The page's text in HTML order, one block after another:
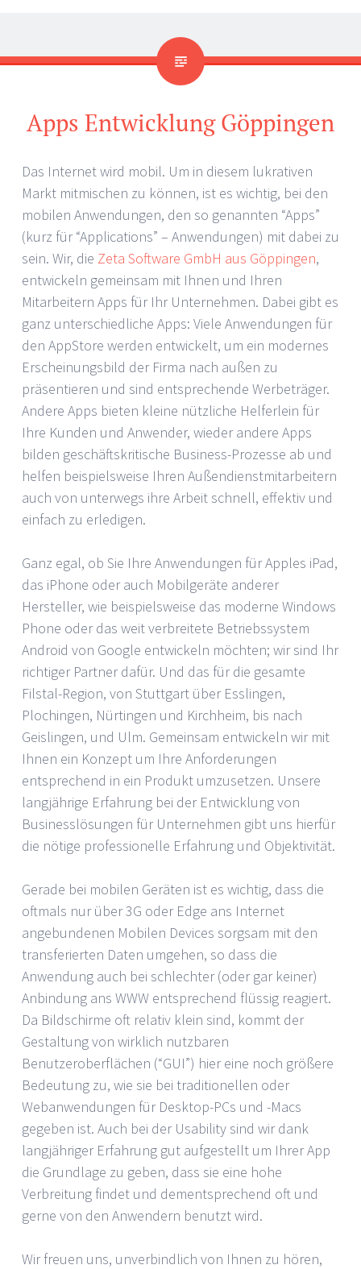
Apps Entwicklung Göppingen
Das Internet wird mobil. Um in diesem lukrativen
Markt mitmischen zu können, ist es wichtig, bei den
mobilen Anwendungen, den so genannten “Apps”
(kurz für “Applications” – Anwendungen) mit dabei zu
sein. Wir, die Zeta Software GmbH aus Göppingen,
entwickeln gemeinsam mit Ihnen und Ihren
Mitarbeitern Apps für Ihr Unternehmen. Dabei gibt es
ganz unterschiedliche Apps: Viele Anwendungen für
den AppStore werden entwickelt, um ein modernes
Erscheinungsbild der Firma nach außen zu
präsentieren und sind entsprechende Werbeträger.
Andere Apps bieten kleine nützliche Helferlein für
Ihre Kunden und Anwender, wieder andere Apps
bilden geschäftskritische Business-Prozesse ab und
helfen beispielsweise Ihren Außendienstmitarbeitern
auch von unterwegs ihre Arbeit schnell, effektiv und
einfach zu erledigen.
Ganz egal, ob Sie Ihre Anwendungen für Apples iPad,
das iPhone oder auch Mobilgeräte anderer
Hersteller, wie beispielsweise das moderne Windows
Phone oder das weit verbreitete Betriebssystem
Android von Google entwickeln möchten; wir sind Ihr
richtiger Partner dafür. Und das für die gesamte
Filstal-Region, von Stuttgart über Esslingen,
Plochingen, Nürtingen und Kirchheim, bis nach
Geislingen, und Ulm. Gemeinsam entwickeln wir mit
Ihnen ein Konzept um Ihre Anforderungen
entsprechend in ein Produkt umzusetzen. Unsere
langjährige Erfahrung bei der Entwicklung von
Businesslösungen für Unternehmen gibt uns hierfür
die nötige professionelle Erfahrung und Objektivität.
Gerade bei mobilen Geräten ist es wichtig, dass die
oftmals nur über 3G oder Edge ans Internet
angebundenen Mobilen Devices sorgsam mit den
transferierten Daten umgehen, so dass die
Anwendung auch bei schlechter (oder gar keiner)
Anbindung ans WWW entsprechend flüssig reagiert.
Da Bildschirme oft relativ klein sind, kommt der
Gestaltung von wirklich nutzbaren
Benutzeroberflächen (“GUI”) hier eine noch größere
Bedeutung zu, wie sie bei traditionellen oder
Webanwendungen für Desktop-PCs und -Macs
gegeben ist. Auch bei der Usability sind wir dank
langjähriger Erfahrung gut aufgestellt um Ihrer App
die Grundlage zu geben, dass sie eine hohe
Verbreitung findet und dementsprechend oft und
gerne von den Anwendern benutzt wird.
Wir freuen uns, unverbindlich von Ihnen zu hören,